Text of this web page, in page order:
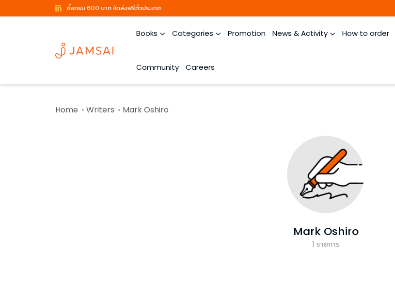
ซื้อครบ 600 บาท จัดส่งฟรีทั่วประเทศ
Books Categories Promotion News & Activity How to order
Community Careers
Home Writers Mark Oshiro
Mark Oshiro
1 รายการ